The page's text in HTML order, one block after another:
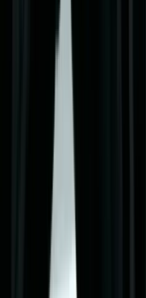
Siyah kombin
Siyah kombinleri
AI teknolojisi siyah
Önceki Yazı
Erkek Kombin